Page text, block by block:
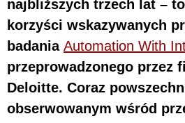
najbliższych trzech lat –
korzyści wskazywanych
badania Automation With
przeprowadzonego przez
Deloitte. Coraz
obserwowanym wśród